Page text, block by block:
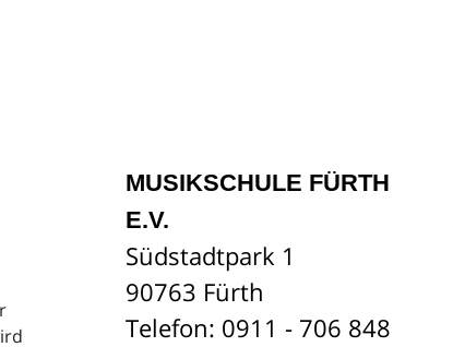
MUSIKSCHULE FÜRTH
E.V.
Südstadtpark 1
90763 Fürth
Telefon: 0911 - 706 848